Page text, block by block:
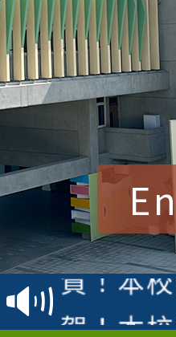
賀！本
賽 洪綺
名
賀！本
倩參加
賀！本